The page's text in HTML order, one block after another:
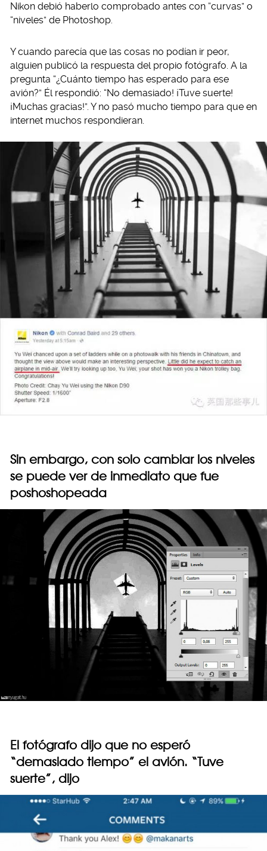
Nikon debió haberlo comprobado antes con “curvas” o
“niveles” de Photoshop.
Y cuando parecía que las cosas no podían ir peor,
alguien publicó la respuesta del propio fotógrafo. A la
pregunta “¿Cuánto tiempo has esperado para ese
avión?” Él respondió: “No demasiado! ¡Tuve suerte!
¡Muchas gracias!”. Y no pasó mucho tiempo para que en
internet muchos respondieran.
Sin embargo, con solo cambiar los niveles
se puede ver de inmediato que fue
poshoshopeada
El fotógrafo dijo que no esperó
“demasiado tiempo” el avión. “Tuve
suerte”, dijo